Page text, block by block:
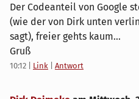
Der Codeanteil von Google
(wie der von Dirk unten
sagt), freier gehts kaum...
Gruß
10:12 Link Antwort